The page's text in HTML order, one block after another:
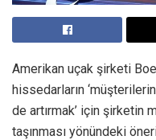
Amerikan uçak şirketi
hissedarların
de artırmak’ için şirketin
taşınması yönündeki